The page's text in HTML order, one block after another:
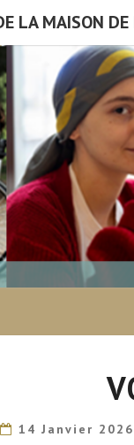
LA MAISON DE
14 Janvier